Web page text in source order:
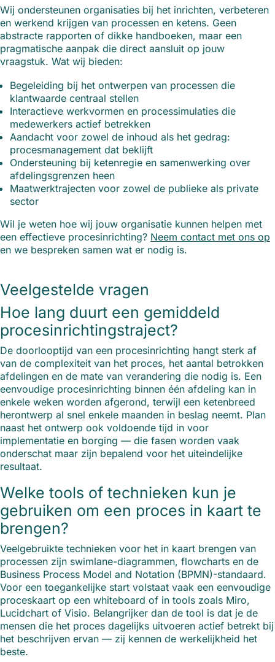
Wij ondersteunen organisaties bij het inrichten, verbeteren
en werkend krijgen van processen en ketens. Geen
abstracte rapporten of dikke handboeken, maar een
pragmatische aanpak die direct aansluit op jouw
vraagstuk. Wat wij bieden:
Begeleiding bij het ontwerpen van processen die
klantwaarde centraal stellen
Interactieve werkvormen en processimulaties die
medewerkers actief betrekken
Aandacht voor zowel de inhoud als het gedrag:
procesmanagement dat beklijft
Ondersteuning bij ketenregie en samenwerking over
afdelingsgrenzen heen
Maatwerktrajecten voor zowel de publieke als private
sector
Wil je weten hoe wij jouw organisatie kunnen helpen met
een effectieve procesinrichting? Neem contact met ons op
en we bespreken samen wat er nodig is.
Veelgestelde vragen
Hoe lang duurt een gemiddeld
procesinrichtingstraject?
De doorlooptijd van een procesinrichting hangt sterk af
van de complexiteit van het proces, het aantal betrokken
afdelingen en de mate van verandering die nodig is. Een
eenvoudige procesinrichting binnen één afdeling kan in
enkele weken worden afgerond, terwijl een ketenbreed
herontwerp al snel enkele maanden in beslag neemt. Plan
naast het ontwerp ook voldoende tijd in voor
implementatie en borging — die fasen worden vaak
onderschat maar zijn bepalend voor het uiteindelijke
resultaat.
Welke tools of technieken kun je
gebruiken om een proces in kaart te
brengen?
Veelgebruikte technieken voor het in kaart brengen van
processen zijn swimlane-diagrammen, flowcharts en de
Business Process Model and Notation (BPMN)-standaard.
Voor een toegankelijke start volstaat vaak een eenvoudige
proceskaart op een whiteboard of in tools zoals Miro,
Lucidchart of Visio. Belangrijker dan de tool is dat je de
mensen die het proces dagelijks uitvoeren actief betrekt bij
het beschrijven ervan — zij kennen de werkelijkheid het
beste.